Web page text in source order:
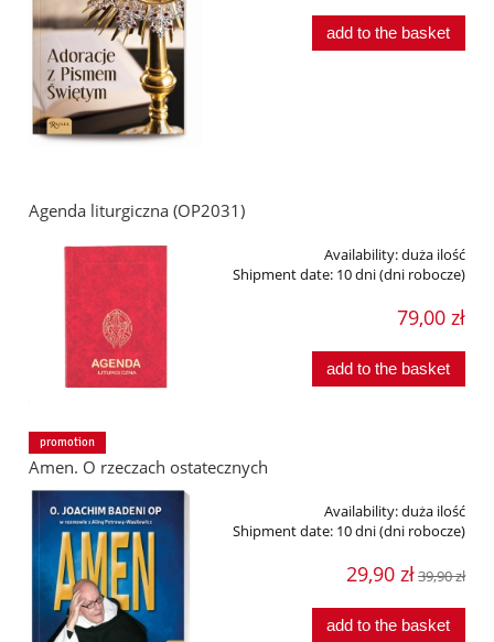
add to the basket
Agenda liturgiczna (OP2031)
Availability:duża ilość
Shipment date: 10 dni (dni robocze)
79,00 zł
add to the basket
Amen. O rzeczach ostatecznych
Availability:duża ilość
Shipment date: 10 dni (dni robocze)
29,90 zł39,90 zł
add to the basket
promotion